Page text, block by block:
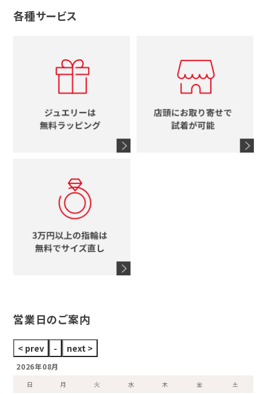
ティファニー
ブルガリ
グッチ
スタージュエリー
ウノアエレ
シャネル
コーチ
ブランドアイテムをすべて見る
メンズ時計
時計をすべて見る
グッチ
ルイヴィトン
エルメス
シャネル
タグホイヤー
十字架
イニシャル
各種サービス
営業日のご案内
2026年08月
日 月 火 水 木 金
土